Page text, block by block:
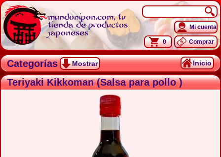
mundonipon.com, tu
tienda de productos
japoneses
Mi cuenta
0 Comprar
Categorías Mostrar Inicio
Teriyaki Kikkoman (Salsa para pollo )